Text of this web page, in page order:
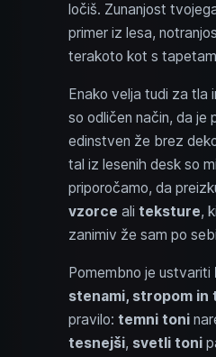
ločiš. Zunanjost
primer iz lesa,
terakoto kot s
Enako velja tudi za tla
so odličen način, da je
edinstven že brez
tal iz lesenih desk so
priporočamo, da
vzorce ali teksture,
zanimiv že sam po
Pomembno je ustvariti
stenami, stropom in
pravilo: temni toni
tesnejši, svetli toni